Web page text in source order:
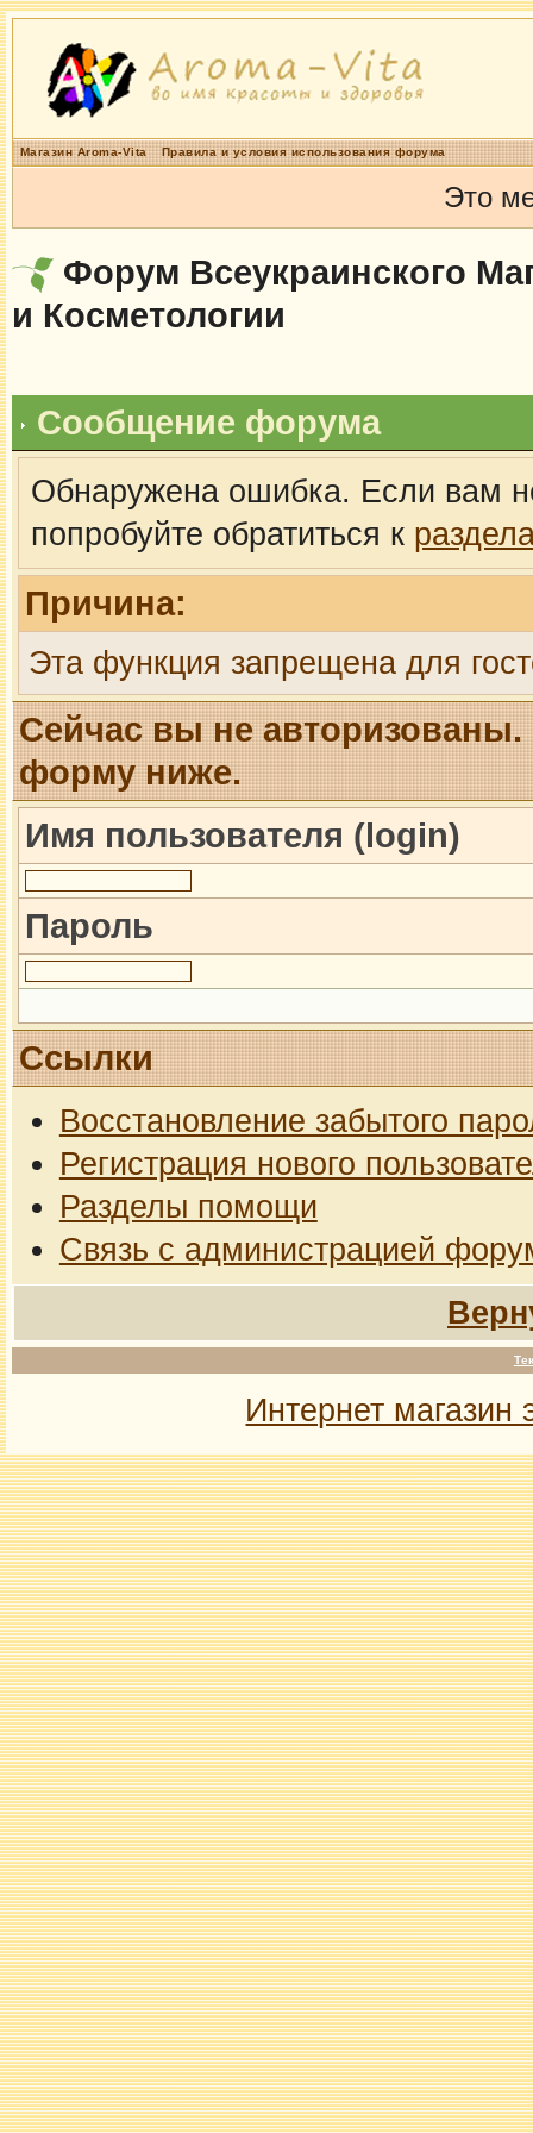
Магазин Aroma-Vita Правила и условия использования форума
Это
Форум Всеукраинского
и Косметологии
Сообщение форума
Обнаружена ошибка. Если вам
попробуйте обратиться к
Причина:
Эта функция запрещена для
Сейчас вы не авторизованы.
форму ниже.
Имя пользователя (login)
Пароль
Ссылки
Восстановление забытого
Регистрация нового
Разделы помощи
Связь с администрацией
Интернет